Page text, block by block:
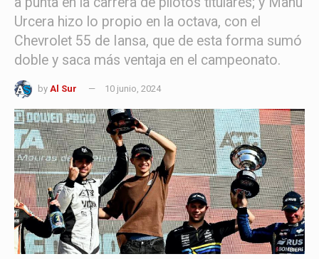
Urcera hizo lo propio en la octava, con el
Chevrolet 55 de Iansa, que de esta forma sumó
doble y saca más ventaja en el campeonato.
by Al Sur 10 junio, 2024